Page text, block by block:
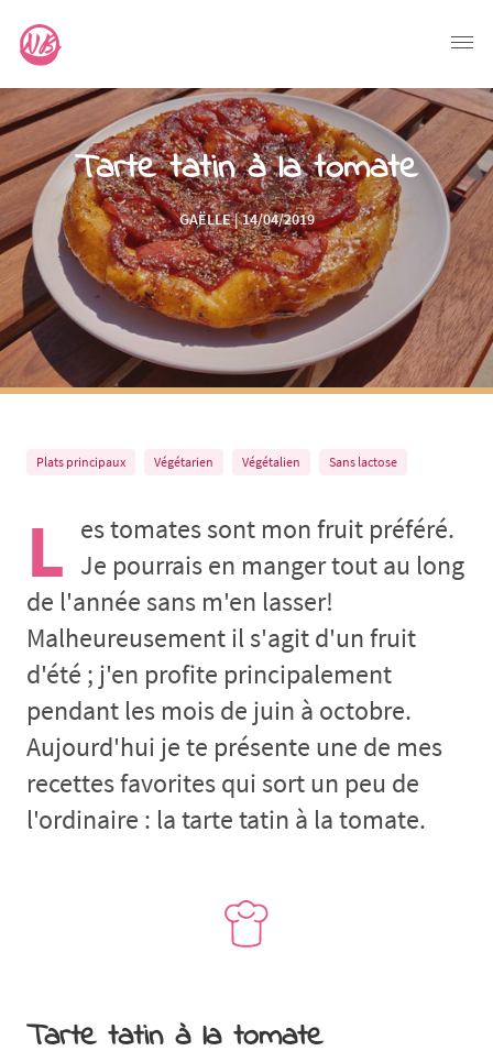
Tarte tatin à la tomate
GAËLLE | 14/04/2019
Plats principaux Végétarien Végétalien Sans lactose
L es tomates sont mon fruit préféré.
Je pourrais en manger tout au long
de l'année sans m'en lasser!
Malheureusement il s'agit d'un fruit
d'été ; j'en profite principalement
pendant les mois de juin à octobre.
Aujourd'hui je te présente une de mes
recettes favorites qui sort un peu de
l'ordinaire : la tarte tatin à la tomate.
Tarte tatin à la tomate